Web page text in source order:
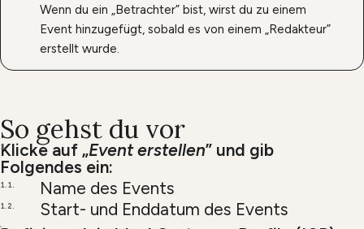
Wenn du ein „Betrachter” bist, wirst du zu einem
Event hinzugefügt, sobald es von einem „Redakteur”
erstellt wurde.
So gehst du vor
Klicke auf „Event erstellen” und gib
Folgendes ein:
Name des Events
Start- und Enddatum des Events